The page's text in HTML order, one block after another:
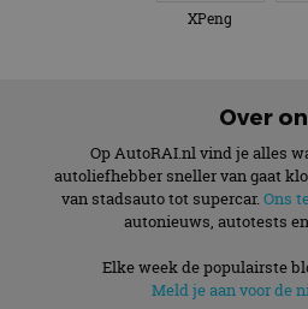
XPeng
Over
Op AutoRAI.nl vind je alles
autoliefhebber sneller van gaat
van stadsauto tot supercar. Ons
autonieuws, autotests
Elke week de populairste
Meld je aan voor de